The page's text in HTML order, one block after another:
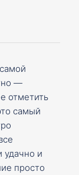
—
отметить
самый
удачно и
просто